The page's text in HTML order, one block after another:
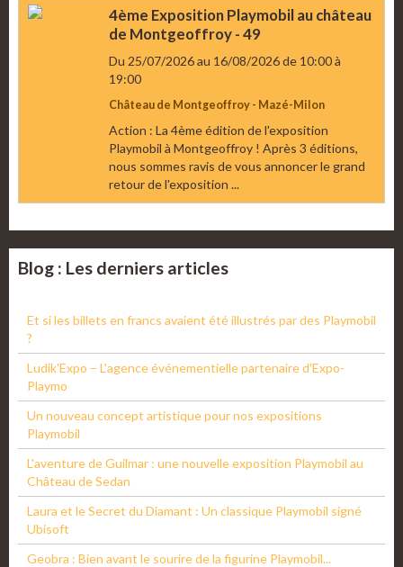
4ème Exposition Playmobil au château
de Montgeoffroy - 49
Du 25/07/2026au 16/08/2026de 10:00à
19:00
Château de Montgeoffroy - Mazé-Milon
Action : La 4ème édition de l'exposition
Playmobil à Montgeoffroy ! Après 3 éditions,
nous sommes ravis de vous annoncer le grand
retour de l'exposition ...
Blog : Les derniers articles
Et si les billets en francs avaient été illustrés par des Playmobil
?
Ludik'Expo – L'agence événementielle partenaire d'Expo-
Playmo
Un nouveau concept artistique pour nos expositions
Playmobil
L'aventure de Guilmar : une nouvelle exposition Playmobil au
Château de Sedan
Laura et le Secret du Diamant : Un classique Playmobil signé
Ubisoft
Geobra : Bien avant le sourire de la figurine Playmobil...